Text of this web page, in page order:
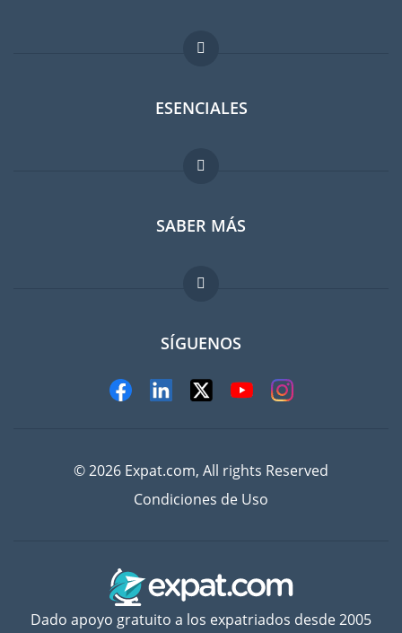
ESENCIALES
Foro para expatriados
Guia para expatriados
Trabajos en el extranjero
SABER MÁS
FAQ
SÍGUENOS
© 2026 Expat.com, All rights Reserved
Condiciones de Uso
Dado apoyo gratuito a los expatriados desde 2005